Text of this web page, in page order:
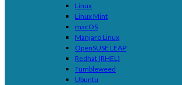
Linux
Linux Mint
macOS
Manjaro Linux
OpenSUSE LEAP
Redhat (RHEL)
Tumbleweed
Ubuntu